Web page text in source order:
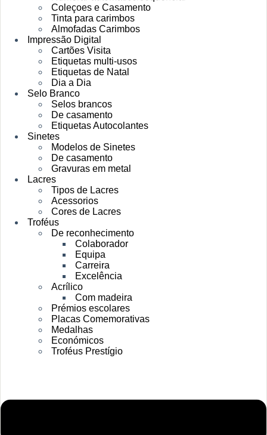
Coleçoes e Casamento
Tinta para carimbos
Almofadas Carimbos
Impressão Digital
Cartões Visita
Etiquetas multi-usos
Etiquetas de Natal
Dia a Dia
Selo Branco
Selos brancos
De casamento
Etiquetas Autocolantes
Sinetes
Modelos de Sinetes
De casamento
Gravuras em metal
Lacres
Tipos de Lacres
Acessorios
Cores de Lacres
Troféus
De reconhecimento
Colaborador
Equipa
Carreira
Excelência
Acrílico
Com madeira
Prémios escolares
Placas Comemorativas
Medalhas
Económicos
Troféus Prestígio